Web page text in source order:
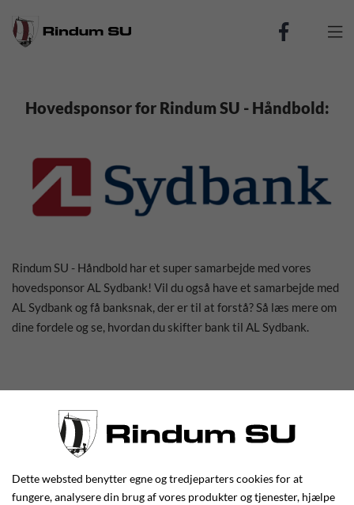

Hovedsponsor for Rindum SU - Håndbold:
Rindum SU - Håndbold har et super samarbejde med vores
hovedsponsor AL Sydbank! Vil du også have et samarbejde med
AL Sydbank og få banksnak, der er til at forstå? Så læs mere om
dine fordele og se, hvordan du skifter bank til AL Sydbank.
OVERSKRIFT
Dette websted benytter egne og tredjeparters cookies for at
fungere, analysere din brug af vores produkter og tjenester, hjælpe